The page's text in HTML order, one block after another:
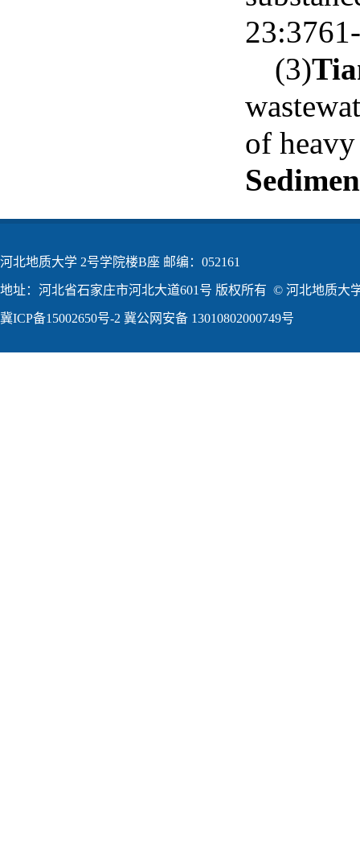
(3)
of
河北地质大学 2号学院楼B座 邮编：052161
地址：河北省石家庄市河北大道601号 版权所有 © 河北地质大
冀ICP备15002650号-2 冀公网安备 13010802000749号